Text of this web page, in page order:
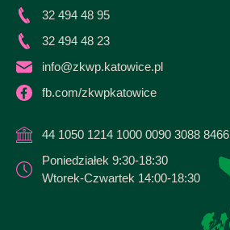
32 494 48 95
32 494 48 23
info@zkwp.katowice.pl
fb.com/zkwpkatowice
44 1050 1214 1000 0090 3088 8466
Poniedziałek 9:30-18:30
Wtorek-Czwartek 14:00-18:30